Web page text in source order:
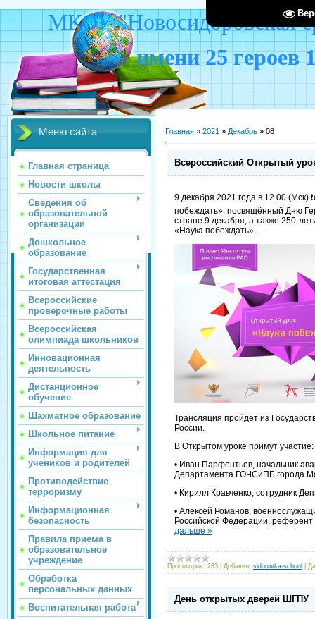
МКОУ "Новосидоровская
имени 25 героев
Меню сайта
Главная страница
Новости школы
Сведения об
образовательной
организации
Дошкольное
образование
Государственная
итоговая аттестация
Всероссийские
проверочные работы
Всероссийская
олимпиада школьников
Инновационная
деятельность
Дистанционное
обучение
Шахматное образование
Школьное питание
Информация для
учеников и родителей
Противодействие
терроризму
Информационная
безопасность
Правила приема в
образовательное
учреждение
Обработка
персональных данных
Воспитательная работа
Главная » 2021 » Декабрь » 08
Всероссийский Открытый
9 декабря 2021 года в 12.00 (Мск)
побеждать», посвящённый Дню
стране 9 декабря, а также 250-
«Наука побеждать».
Трансляция пройдёт из
России.
В Открытом уроке примут участие:
• Иван Парфентьев, начальник
Департамента ГОЧСиПБ города
• Кирилл Кравченко, сотрудник
• Алексей Романов,
Российской Федерации,
дальше »
Просмотров: 233 Добавил: sidorovka-school
День открытых дверей ШГПУ